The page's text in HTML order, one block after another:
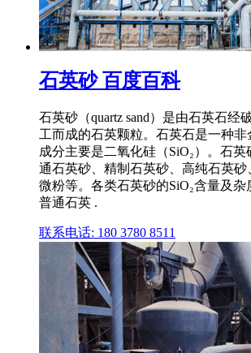
石英砂 百度百科
石英砂（quartz sand）是由石英石经
工而成的石英颗粒。石英石是一种
成分主要是二氧化硅（SiO₂）。石
通石英砂、精制石英砂、高纯石英
微粉等。各类石英砂的SiO₂含量及
普通石英 .
联系电话: 180 3780 8511